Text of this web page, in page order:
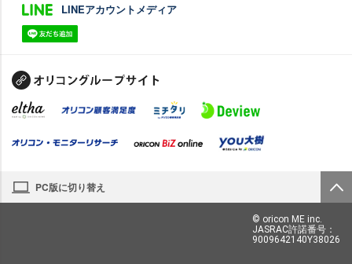
LINEアカウントメディア
PC版に切り替え
© oricon ME inc.
JASRAC許諾番号：
9009642140Y38026